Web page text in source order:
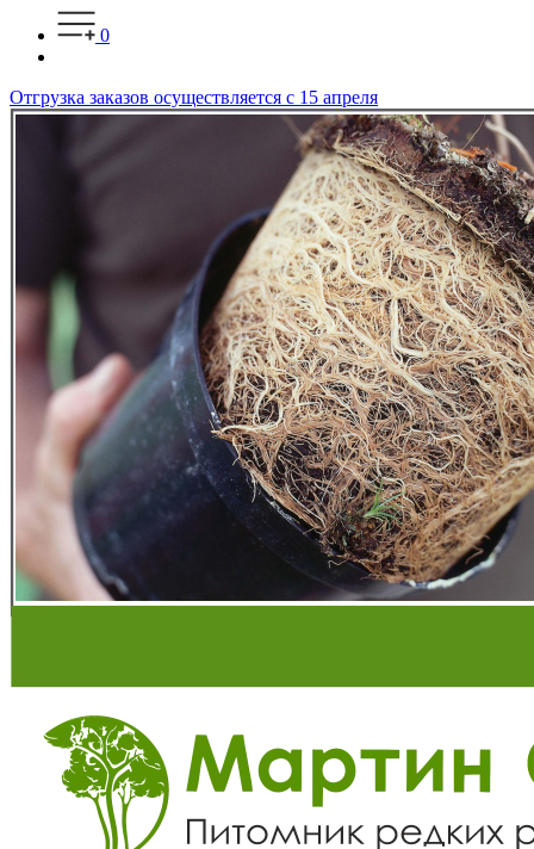
0
Отгрузка заказов осуществляется с 15 апреля